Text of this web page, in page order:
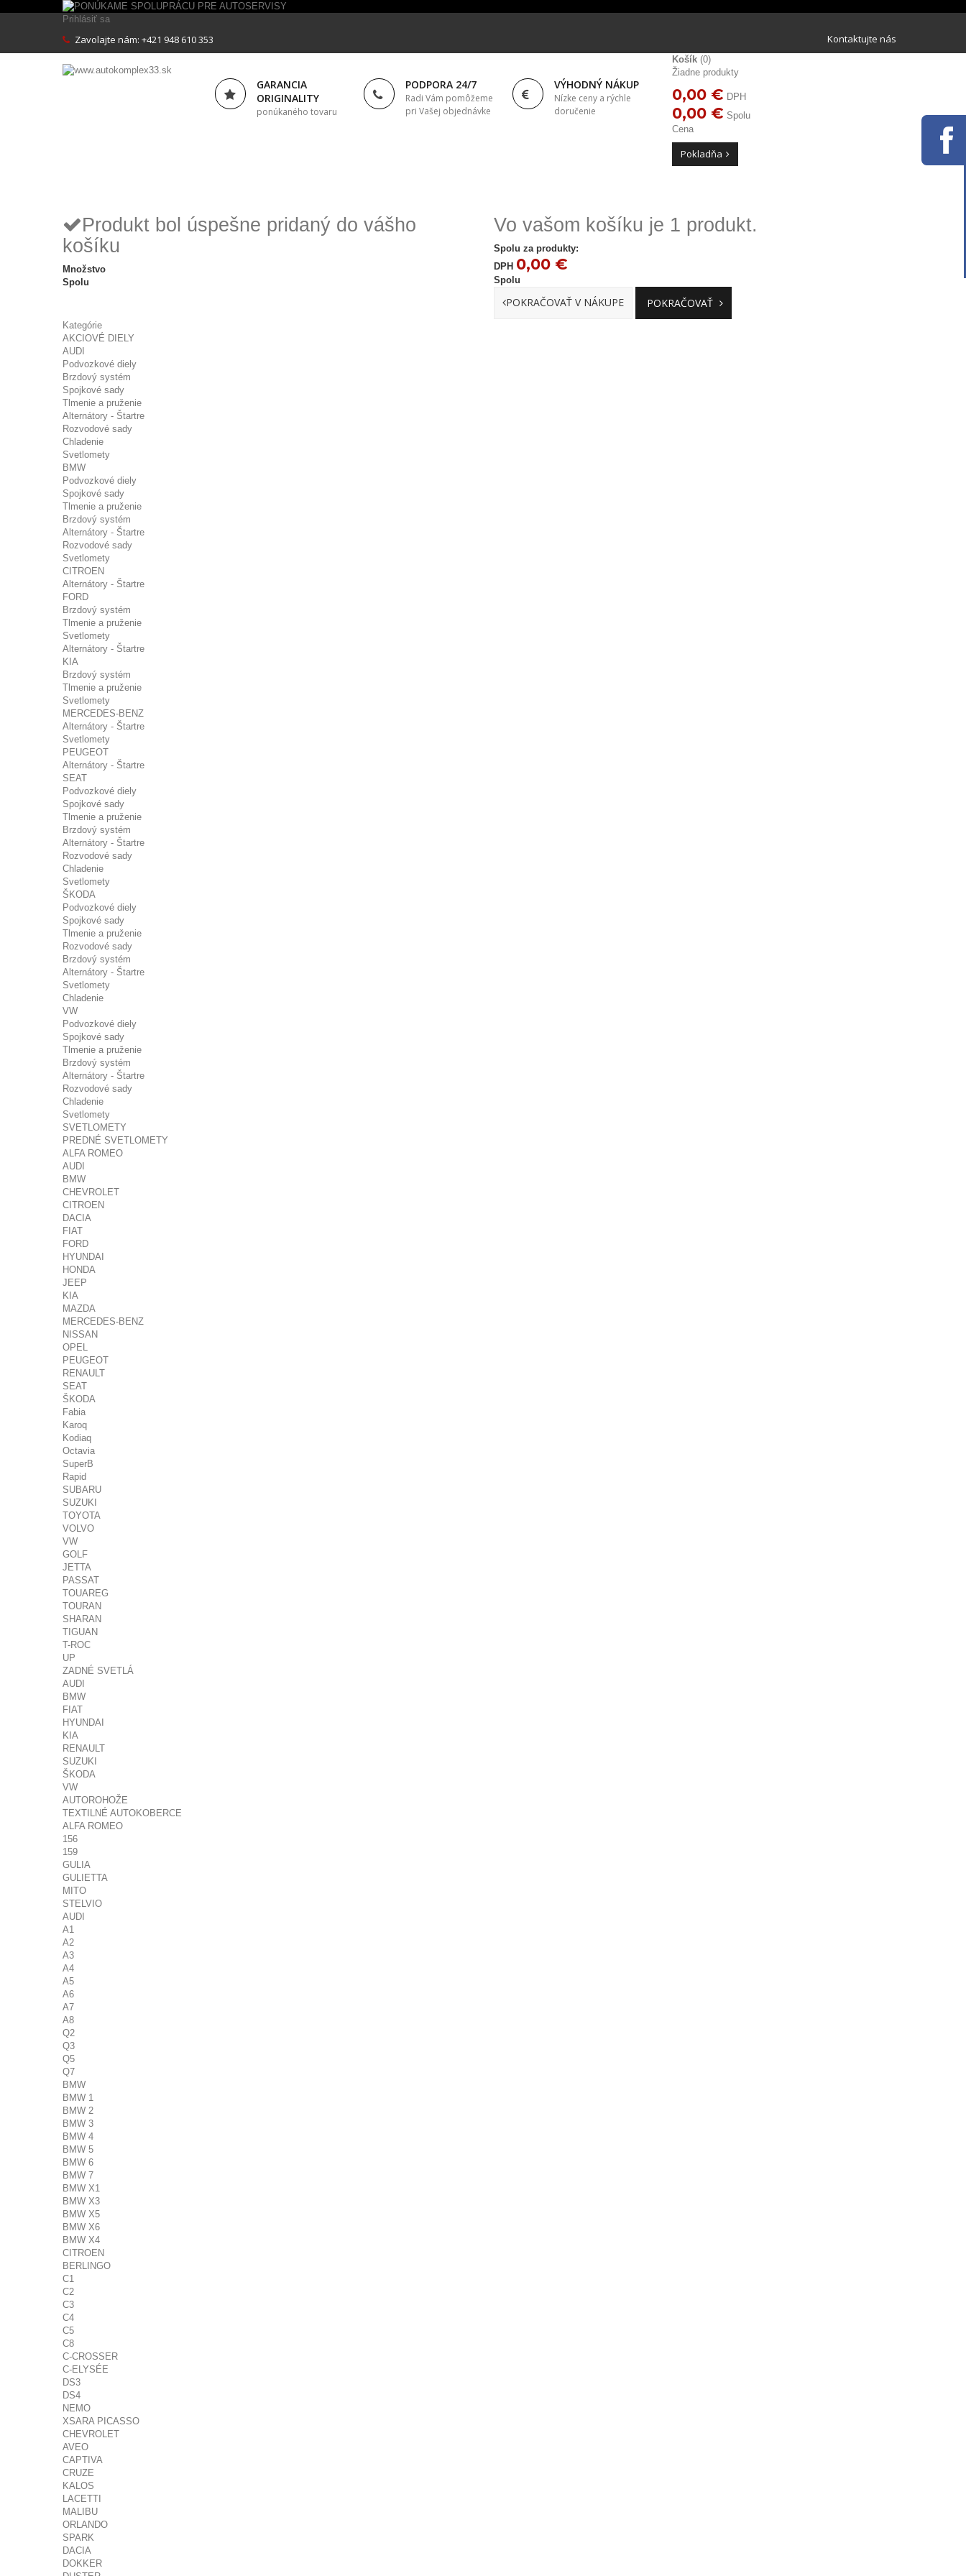
Prihlásiť sa
Kontaktujte nás
Zavolajte nám: +421 948 610 353
GARANCIA
ORIGINALITY
ponúkaného tovaru
PODPORA 24/7
Radi Vám pomôžeme
pri Vašej objednávke
VÝHODNÝ NÁKUP
Nízke ceny a rýchle
doručenie
Košík (0)
Žiadne produkty
0,00 € DPH
0,00 € Spolu
Cena
Pokladňa
Produkt bol úspešne pridaný do vášho
košíku
Množstvo
Spolu
Vo vašom košíku je 1 produkt.
Spolu za produkty:
DPH 0,00 €
Spolu
POKRAČOVAŤ V NÁKUPE POKRAČOVAŤ
Kategórie
AKCIOVÉ DIELY
AUDI
Podvozkové diely
Brzdový systém
Spojkové sady
Tlmenie a pruženie
Alternátory - Štartre
Rozvodové sady
Chladenie
Svetlomety
BMW
Podvozkové diely
Spojkové sady
Tlmenie a pruženie
Brzdový systém
Alternátory - Štartre
Rozvodové sady
Svetlomety
CITROEN
Alternátory - Štartre
FORD
Brzdový systém
Tlmenie a pruženie
Svetlomety
Alternátory - Štartre
KIA
Brzdový systém
Tlmenie a pruženie
Svetlomety
MERCEDES-BENZ
Alternátory - Štartre
Svetlomety
PEUGEOT
Alternátory - Štartre
SEAT
Podvozkové diely
Spojkové sady
Tlmenie a pruženie
Brzdový systém
Alternátory - Štartre
Rozvodové sady
Chladenie
Svetlomety
ŠKODA
Podvozkové diely
Spojkové sady
Tlmenie a pruženie
Rozvodové sady
Brzdový systém
Alternátory - Štartre
Svetlomety
Chladenie
VW
Podvozkové diely
Spojkové sady
Tlmenie a pruženie
Brzdový systém
Alternátory - Štartre
Rozvodové sady
Chladenie
Svetlomety
SVETLOMETY
PREDNÉ SVETLOMETY
ALFA ROMEO
AUDI
BMW
CHEVROLET
CITROEN
DACIA
FIAT
FORD
HYUNDAI
HONDA
JEEP
KIA
MAZDA
MERCEDES-BENZ
NISSAN
OPEL
PEUGEOT
RENAULT
SEAT
ŠKODA
Fabia
Karoq
Kodiaq
Octavia
SuperB
Rapid
SUBARU
SUZUKI
TOYOTA
VOLVO
VW
GOLF
JETTA
PASSAT
TOUAREG
TOURAN
SHARAN
TIGUAN
T-ROC
UP
ZADNÉ SVETLÁ
AUDI
BMW
FIAT
HYUNDAI
KIA
RENAULT
SUZUKI
ŠKODA
VW
AUTOROHOŽE
TEXTILNÉ AUTOKOBERCE
ALFA ROMEO
156
159
GULIA
GULIETTA
MITO
STELVIO
AUDI
A1
A2
A3
A4
A5
A6
A7
A8
Q2
Q3
Q5
Q7
BMW
BMW 1
BMW 2
BMW 3
BMW 4
BMW 5
BMW 6
BMW 7
BMW X1
BMW X3
BMW X5
BMW X6
BMW X4
CITROEN
BERLINGO
C1
C2
C3
C4
C5
C8
C-CROSSER
C-ELYSÉE
DS3
DS4
NEMO
XSARA PICASSO
CHEVROLET
AVEO
CAPTIVA
CRUZE
KALOS
LACETTI
MALIBU
ORLANDO
SPARK
DACIA
DOKKER